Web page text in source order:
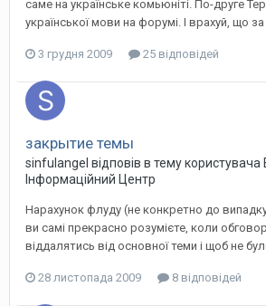
саме на українське комьюніті. По-друге
української мови на форумі. І врахуй, що за
3 грудня 2009 25 відповідей
закрытие темы
sinfulangel відповів в тему користувача
Інформаційний Центр
Нарахунок флуду (не конкретно до
ви самі прекрасно розумієте, коли
віддалятись від основної теми і щоб не
28 листопада 2009 8 відповідей